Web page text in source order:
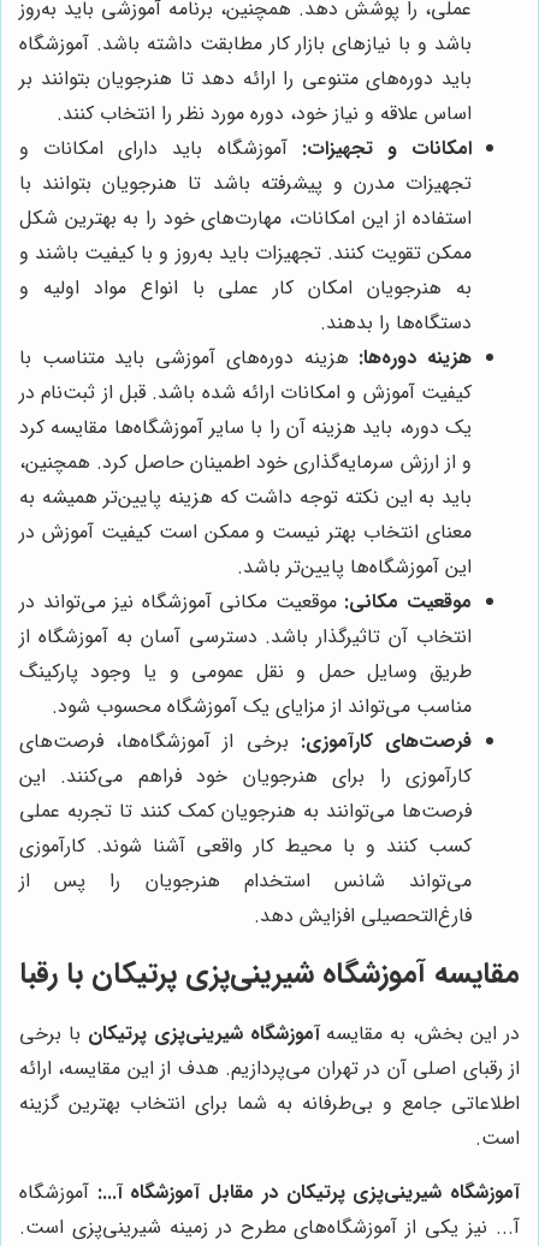
عملی، را پوشش دهد. همچنین، برنامه آموزشی باید به‌روز
باشد و با نیازهای بازار کار مطابقت داشته باشد. آموزشگاه
باید دوره‌های متنوعی را ارائه دهد تا هنرجویان بتوانند بر
اساس علاقه و نیاز خود، دوره مورد نظر را انتخاب کنند.
امکانات و تجهیزات: آموزشگاه باید دارای امکانات و
تجهیزات مدرن و پیشرفته باشد تا هنرجویان بتوانند با
استفاده از این امکانات، مهارت‌های خود را به بهترین شکل
ممکن تقویت کنند. تجهیزات باید به‌روز و با کیفیت باشند و
به هنرجویان امکان کار عملی با انواع مواد اولیه و
دستگاه‌ها را بدهند.
هزینه دوره‌ها: هزینه دوره‌های آموزشی باید متناسب با
کیفیت آموزش و امکانات ارائه شده باشد. قبل از ثبت‌نام در
یک دوره، باید هزینه آن را با سایر آموزشگاه‌ها مقایسه کرد
و از ارزش سرمایه‌گذاری خود اطمینان حاصل کرد. همچنین،
باید به این نکته توجه داشت که هزینه پایین‌تر همیشه به
معنای انتخاب بهتر نیست و ممکن است کیفیت آموزش در
این آموزشگاه‌ها پایین‌تر باشد.
موقعیت مکانی: موقعیت مکانی آموزشگاه نیز می‌تواند در
انتخاب آن تاثیرگذار باشد. دسترسی آسان به آموزشگاه از
طریق وسایل حمل و نقل عمومی و یا وجود پارکینگ
مناسب می‌تواند از مزایای یک آموزشگاه محسوب شود.
فرصت‌های کارآموزی: برخی از آموزشگاه‌ها، فرصت‌های
کارآموزی را برای هنرجویان خود فراهم می‌کنند. این
فرصت‌ها می‌توانند به هنرجویان کمک کنند تا تجربه عملی
کسب کنند و با محیط کار واقعی آشنا شوند. کارآموزی
می‌تواند شانس استخدام هنرجویان را پس از
فارغ‌التحصیلی افزایش دهد.
مقایسه آموزشگاه شیرینی‌پزی پرتیکان با رقبا
در این بخش، به مقایسهآموزشگاه شیرینی‌پزی پرتیکان با برخی
از رقبای اصلی آن در تهران می‌پردازیم. هدف از این مقایسه، ارائه
اطلاعاتی جامع و بی‌طرفانه به شما برای انتخاب بهترین گزینه
است.
آموزشگاه شیرینی‌پزی پرتیکان در مقابل آموزشگاه آ...: آموزشگاه
آ... نیز یکی از آموزشگاه‌های مطرح در زمینه شیرینی‌پزی است.